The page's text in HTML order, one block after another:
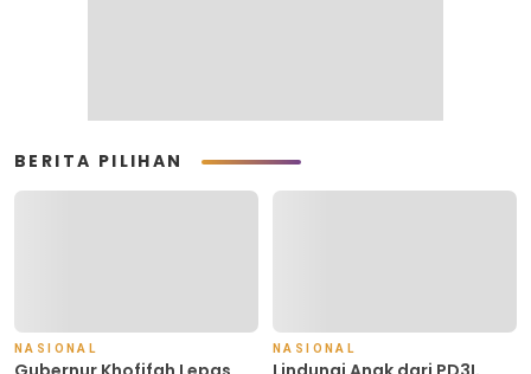
BERITA PILIHAN
NASIONAL NASIONAL